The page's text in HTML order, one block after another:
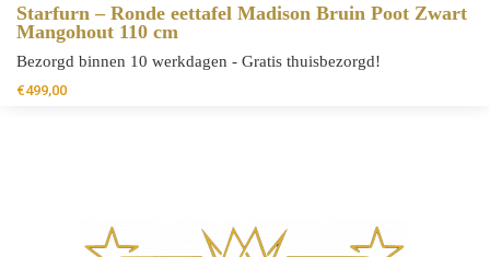
Starfurn – Ronde eettafel Madison Bruin Poot Zwart
Mangohout 110 cm
Bezorgd binnen 10 werkdagen - Gratis thuisbezorgd!
€499,00